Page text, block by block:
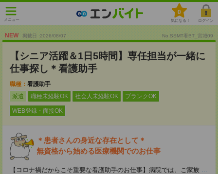
メニュー
0
気になる！ ログイン
NEW 掲載日 :2026/08/07 No.SSMT看BT_宮城09
【シニア活躍＆1日5時間】専任担当が一緒に
仕事探し＊看護助手
職種： 看護助手
派遣
職種未経験OK 社会人未経験OK ブランクOK
WEB登録・面接OK
＊患者さんの身近な存在として＊
無資格から始める医療機関でのお仕事
【コロナ禍だからこそ重要な看護助手のお仕事】病院では、ご家族 ...